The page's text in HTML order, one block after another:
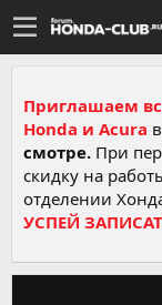
Приглашаем
Honda и Acura
смотре. При
скидку на
отделении
УСПЕЙ